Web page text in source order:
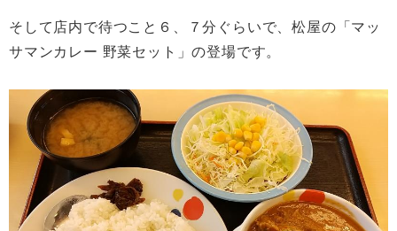
そして店内で待つこと６、７分ぐらいで、松屋の「マッ
サマンカレー 野菜セット」の登場です。